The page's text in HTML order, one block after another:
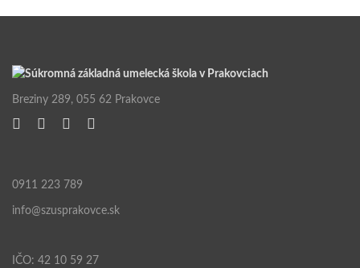
Breziny 289, 055 62 Prakovce
0911 223 789
info@szusprakovce.sk
IČO: 42 10 59 27